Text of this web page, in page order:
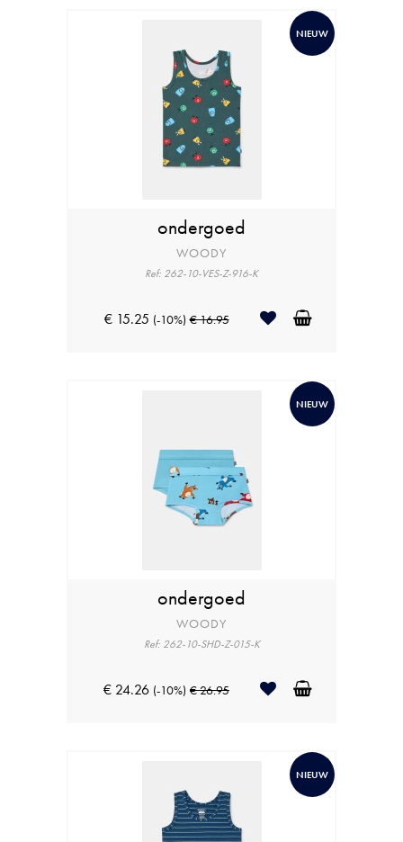
NIEUW
ondergoed
WOODY
Ref: 262-10-VES-Z-916-K
€ 15.25 (-10%) € 16.95
NIEUW
ondergoed
WOODY
Ref: 262-10-SHD-Z-015-K
€ 24.26 (-10%) € 26.95
NIEUW